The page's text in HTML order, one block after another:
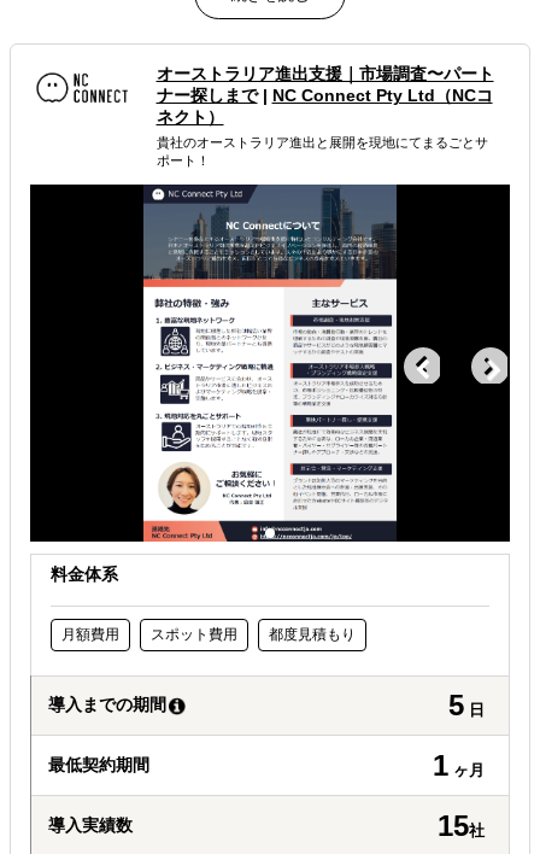
属するジャンル
海外テストマーケティング・簡易調査
ソーシャルメディアで海外展開 海外広告・プロモーション
有効なプロモーション方法を探している
自社商材に最適な販売方法を知りたい
オンラインで販路開拓したい
オーストラリア進出支援｜市場調査〜パート
ナー探しまで| NC Connect Pty Ltd（NCコ
ネクト）
貴社のオーストラリア進出と展開を現地にてまるごとサ
ポート！
料金体系
月額費用 スポット費用 都度見積もり
導入までの期間 5 日
最低契約期間 1 ヶ月
導入実績数 15社